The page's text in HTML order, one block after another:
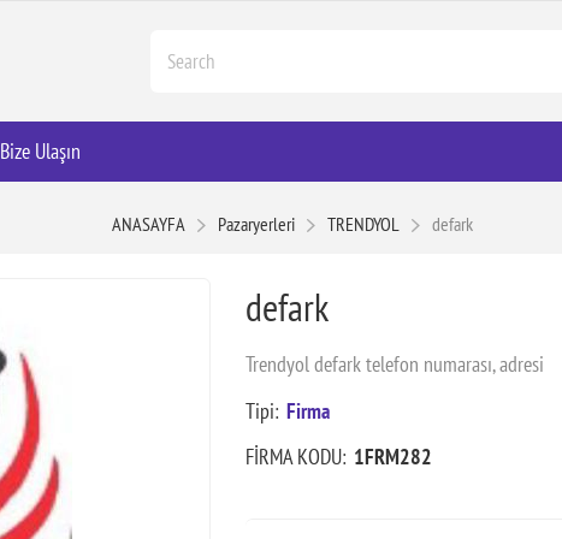
Bize Ulaşın
ANASAYFA Pazaryerleri TRENDYOL defark
defark
Trendyol defark telefon numarası, adresi
Tipi: Firma
FİRMA KODU: 1FRM282